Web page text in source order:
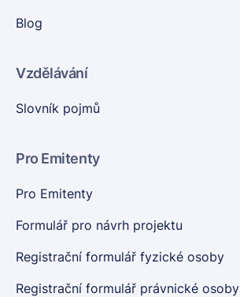
Blog
Vzdělávání
Slovník pojmů
Pro Emitenty
Pro Emitenty
Formulář pro návrh projektu
Registrační formulář fyzické osoby
Registrační formulář právnické osoby